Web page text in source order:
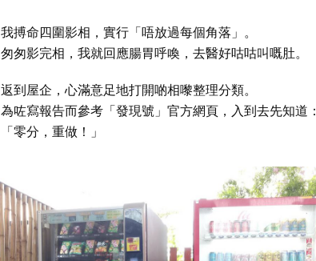
我搏命四圍影相，實行「唔放過每個角落」。
​匆匆影完相，我就回應腸胃呼喚，去醫好咕咕叫嘅肚。
返到屋企，心滿意足地打開啲相嚟整理分類。
為咗寫報告而參考「發現號」官方網頁，入到去先知道：
「零分，重做！」